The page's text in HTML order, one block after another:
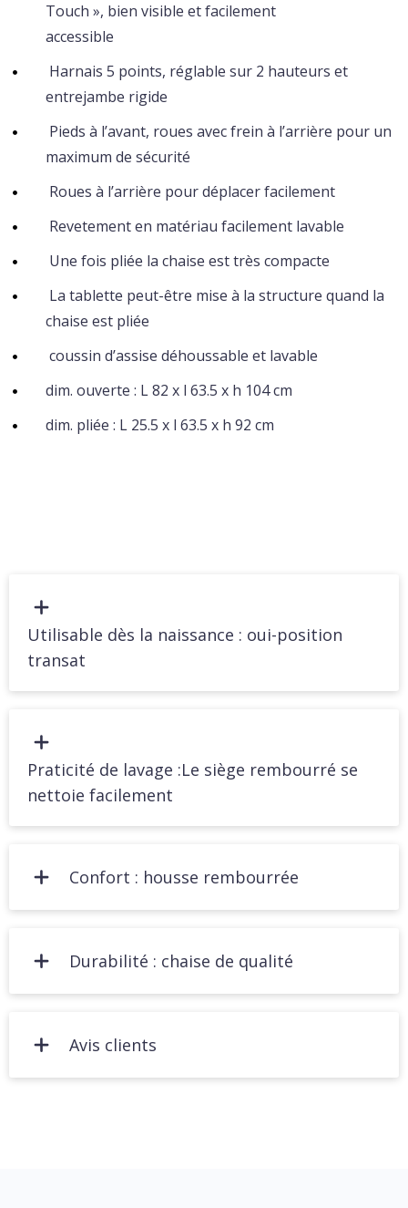
Touch », bien visible et facilement
accessible
Harnais 5 points, réglable sur 2 hauteurs et
entrejambe rigide
Pieds à l’avant, roues avec frein à l’arrière pour un
maximum de sécurité
Roues à l’arrière pour déplacer facilement
Revetement en matériau facilement lavable
Une fois pliée la chaise est très compacte
La tablette peut-être mise à la structure quand la
chaise est pliée
coussin d’assise déhoussable et lavable
dim. ouverte : L 82 x l 63.5 x h 104 cm
dim. pliée : L 25.5 x l 63.5 x h 92 cm
Utilisable dès la naissance : oui-position
transat
Praticité de lavage :Le siège rembourré se
nettoie facilement
Confort : housse rembourrée
Durabilité : chaise de qualité
Avis clients